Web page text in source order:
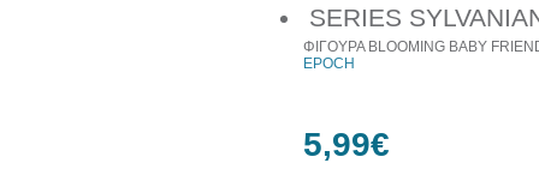
ΦΙΓΟΥΡΑ BLOOMING BABY
EPOCH
5,99€